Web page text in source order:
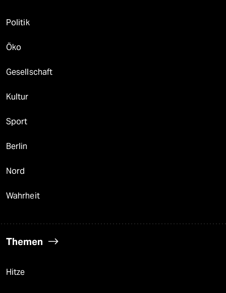
Politik
Öko
Gesellschaft
Kultur
Sport
Berlin
Nord
Wahrheit
Themen
Hitze